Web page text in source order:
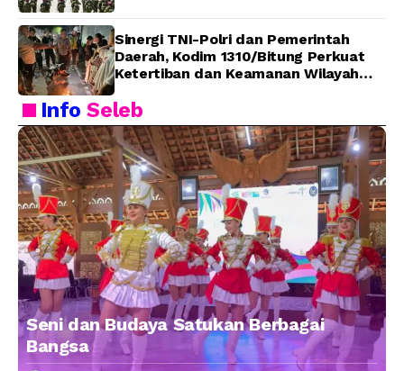
Sinergi TNI-Polri dan Pemerintah
Daerah, Kodim 1310/Bitung Perkuat
Ketertiban dan Keamanan Wilayah
InfoSeleb
Seni dan Budaya Satukan Berbagai
Bangsa